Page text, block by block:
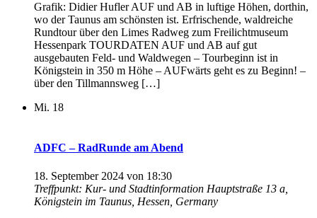
Grafik: Didier Hufler AUF und AB in luftige Höhen, dorthin,
wo der Taunus am schönsten ist. Erfrischende, waldreiche
Rundtour über den Limes Radweg zum Freilichtmuseum
Hessenpark TOURDATEN AUF und AB auf gut
ausgebauten Feld- und Waldwegen – Tourbeginn ist in
Königstein in 350 m Höhe – AUFwärts geht es zu Beginn! –
über den Tillmannsweg […]
Mi. 18
ADFC – RadRunde am Abend
18. September 2024 von 18:30
Treffpunkt: Kur- und Stadtinformation Hauptstraße 13 a,
Königstein im Taunus, Hessen, Germany